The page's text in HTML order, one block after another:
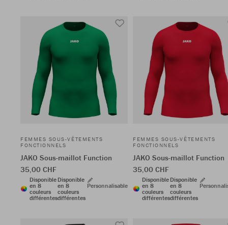
FEMMES SOUS-VÊTEMENTS
FONCTIONNELS
JAKO Sous-maillot Function
35,00 CHF
Disponible
en 8
couleurs
différentes
Disponible
en 8
couleurs
différentes
Personnalisable
FEMMES SOUS-VÊTEMENTS
FONCTIONNELS
JAKO Sous-maillot Function
35,00 CHF
Disponible
en 8
couleurs
différentes
Disponible
en 8
couleurs
différentes